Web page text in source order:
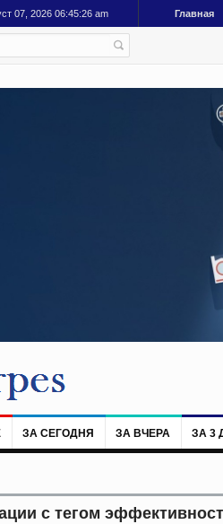
07, 2026 06:45:27 am Главная
ЗА СЕГОДНЯ ЗА ВЧЕРА ЗА 3
с тегом